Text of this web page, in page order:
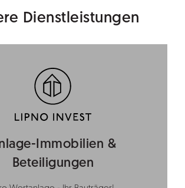
Dienstleistungen
Immobilien &
Beteiligungen